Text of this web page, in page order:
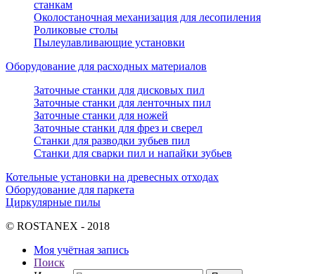
станкам
Околостаночная механизация для лесопиления
Роликовые столы
Пылеулавливающие установки
Оборудование для расходных материалов
Заточные станки для дисковых пил
Заточные станки для ленточных пил
Заточные станки для ножей
Заточные станки для фрез и сверел
Станки для разводки зубьев пил
Станки для сварки пил и напайки зубьев
Котельные установки на древесных отходах
Оборудование для паркета
Циркулярные пилы
© ROSTANEX - 2018
Моя учётная запись
Поиск